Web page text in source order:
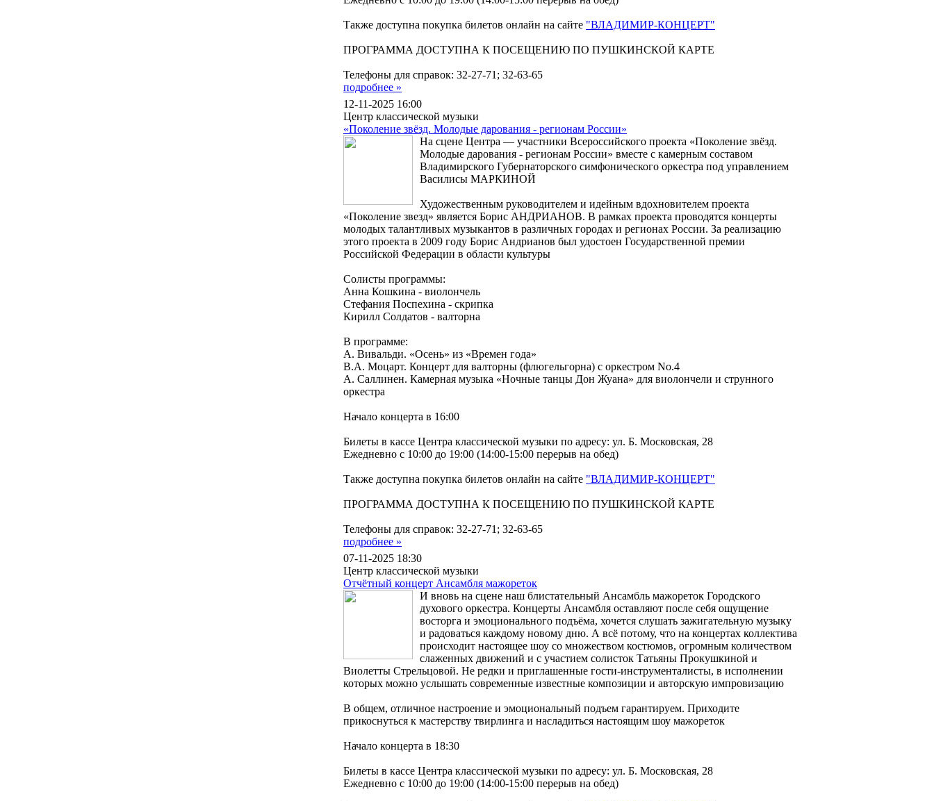
Также доступна покупка билетов онлайн на сайте "ВЛАДИМИР-КОНЦЕРТ"
ПРОГРАММА ДОСТУПНА К ПОСЕЩЕНИЮ ПО ПУШКИНСКОЙ КАРТЕ
Телефоны для справок: 32-27-71; 32-63-65
подробнее »
12-11-2025 16:00
Центр классической музыки
«Поколение звёзд. Молодые дарования - регионам России»
На сцене Центра — участники Всероссийского проекта «Поколение звёзд.
Молодые дарования - регионам России» вместе с камерным составом
Владимирского Губернаторского симфонического оркестра под управлением
Василисы МАРКИНОЙ
Художественным руководителем и идейным вдохновителем проекта
«Поколение звезд» является Борис АНДРИАНОВ. В рамках проекта проводятся концерты
молодых талантливых музыкантов в различных городах и регионах России. За реализацию
этого проекта в 2009 году Борис Андрианов был удостоен Государственной премии
Российской Федерации в области культуры
Солисты программы:
Анна Кошкина - виолончель
Стефания Поспехина - скрипка
Кирилл Солдатов - валторна
В программе:
А. Вивальди. «Осень» из «Времен года»
В.А. Моцарт. Концерт для валторны (флюгельгорна) с оркестром No.4
А. Саллинен. Камерная музыка «Ночные танцы Дон Жуана» для виолончели и струнного
оркестра
Начало концерта в 16:00
Билеты в кассе Центра классической музыки по адресу: ул. Б. Московская, 28
Ежедневно с 10:00 до 19:00 (14:00-15:00 перерыв на обед)
Также доступна покупка билетов онлайн на сайте "ВЛАДИМИР-КОНЦЕРТ"
ПРОГРАММА ДОСТУПНА К ПОСЕЩЕНИЮ ПО ПУШКИНСКОЙ КАРТЕ
Телефоны для справок: 32-27-71; 32-63-65
подробнее »
07-11-2025 18:30
Центр классической музыки
Отчётный концерт Ансамбля мажореток
И вновь на сцене наш блистательный Ансамбль мажореток Городского
духового оркестра. Концерты Ансамбля оставляют после себя ощущение
восторга и эмоционального подъёма, хочется слушать зажигательную музыку
и радоваться каждому новому дню. А всё потому, что на концертах коллектива
происходит настоящее шоу со множеством костюмов, огромным количеством
слаженных движений и с участием солисток Татьяны Прокушкиной и
Виолетты Стрельцовой. Не редки и приглашенные гости-инструменталисты, в исполнении
которых можно услышать современные известные композиции и авторскую импровизацию
В общем, отличное настроение и эмоциональный подъем гарантируем. Приходите
прикоснуться к мастерству твирлинга и насладиться настоящим шоу мажореток
Начало концерта в 18:30
Билеты в кассе Центра классической музыки по адресу: ул. Б. Московская, 28
Ежедневно с 10:00 до 19:00 (14:00-15:00 перерыв на обед)